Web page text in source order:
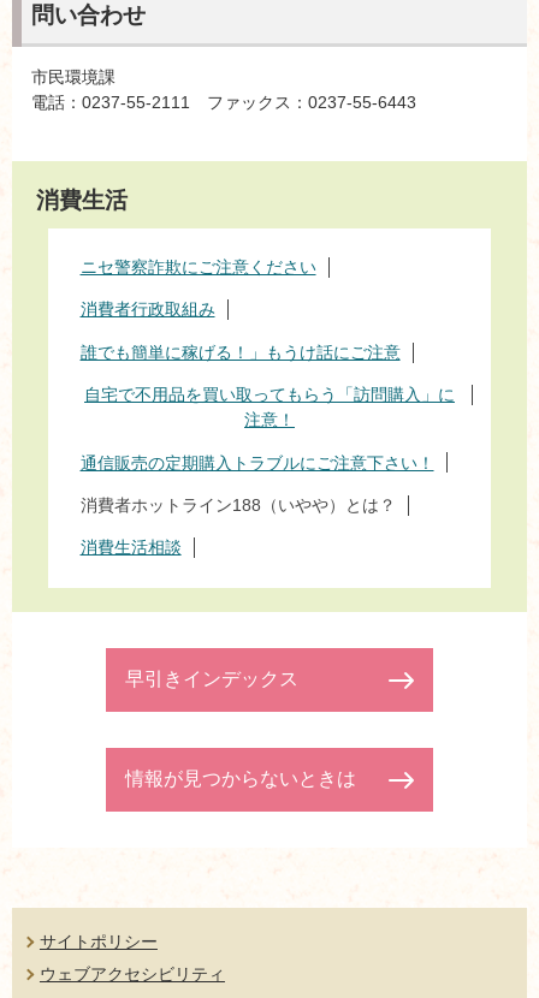
問い合わせ
市民環境課
電話：0237-55-2111 ファックス：0237-55-6443
消費生活
ニセ警察詐欺にご注意ください
消費者行政取組み
誰でも簡単に稼げる！」もうけ話にご注意
自宅で不用品を買い取ってもらう「訪問購入」に
注意！
通信販売の定期購入トラブルにご注意下さい！
消費者ホットライン188（いやや）とは？
消費生活相談
早引きインデックス
情報が見つからないときは
サイトポリシー
ウェブアクセシビリティ